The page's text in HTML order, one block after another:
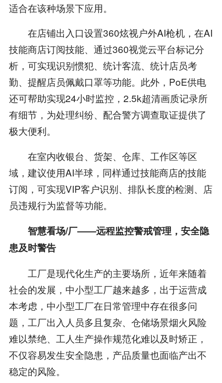
适合在该种场景下应用。
在店铺出入口设置360炫视户外AI枪机，在AI
技能商店订阅技能、通过360视觉云平台标记分
析，可实现识别惯犯、统计客流、统计店员考
勤、提醒店员佩戴口罩等功能。此外，PoE供电
还可帮助实现24小时监控，2.5k超清画质记录所
有细节，为处理纠纷、配合警方调查取证提供了
极大便利。
在室内收银台、货架、仓库、工作区等区
域，建议使用AI半球，同样通过技能商店的技能
订阅，可实现VIP客户识别、排队长度的检测、店
员违规行为监督等功能。
智慧看场/厂——远程监控警戒管理 ， 安全隐
患及时警告
工厂是现代化生产的主要场所，近年来随着
社会的发展，中小型工厂越来越多，出于运营成
本考虑，中小型工厂在日常管理中存在很多问
题，工厂出入人员多且复杂、仓储场景烟火风险
难以禁绝、工人生产操作规范化难以及时矫正，
不仅容易发生安全隐患，产品质量也面临产出不
稳定的风险。